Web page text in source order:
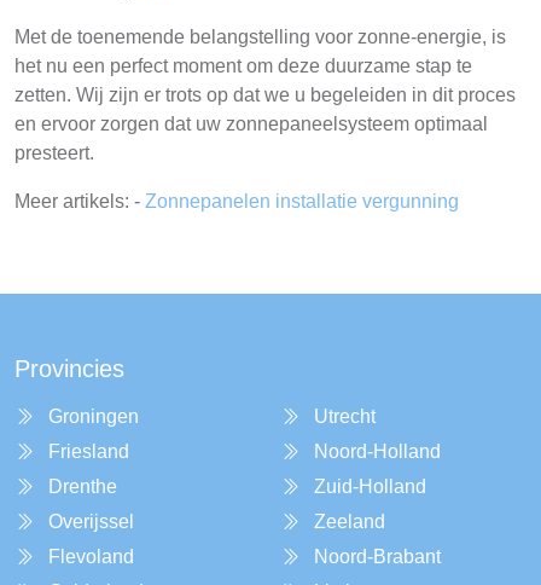
Met de toenemende belangstelling voor zonne-energie, is
het nu een perfect moment om deze duurzame stap te
zetten. Wij zijn er trots op dat we u begeleiden in dit proces
en ervoor zorgen dat uw zonnepaneelsysteem optimaal
presteert.
Meer artikels: - Zonnepanelen installatie vergunning
Provincies
Groningen
Friesland
Drenthe
Overijssel
Flevoland
Utrecht
Noord-Holland
Zuid-Holland
Zeeland
Noord-Brabant